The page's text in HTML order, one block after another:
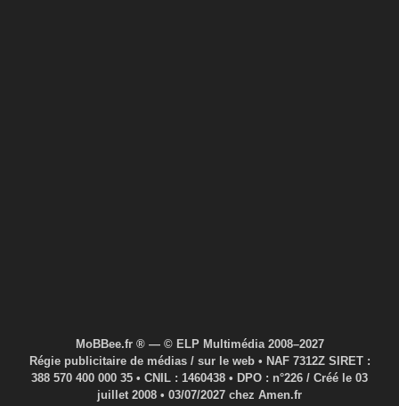
MoBBee.fr ® — © ELP Multimédia 2008–2027
Régie publicitaire de médias / sur le web • NAF 7312Z SIRET :
388 570 400 000 35 • CNIL : 1460438 • DPO : n°226 / Créé le 03
juillet 2008 • 03/07/2027 chez Amen.fr